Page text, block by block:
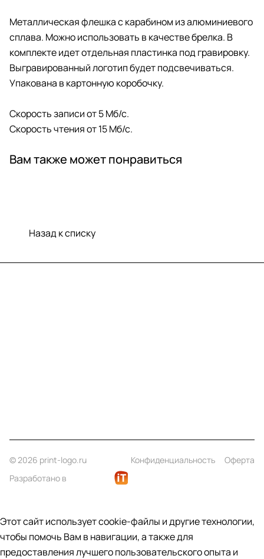
Металлическая флешка c карабином из алюминиевого
сплава. Можно использовать в качестве брелка. В
комплекте идет отдельная пластинка под гравировку.
Выгравированный логотип будет подсвечиваться.
Упакована в картонную коробочку.
Скорость записи от 5 Мб/с.
Скорость чтения от 15 Мб/с.
Вам также может понравиться
Назад к списку
© 2026 print-logo.ru Конфиденциальность
Оферта
Разработано в
Этот сайт использует cookie-файлы и другие технологии,
чтобы помочь Вам в навигации, а также для
предоставления лучшего пользовательского опыта и